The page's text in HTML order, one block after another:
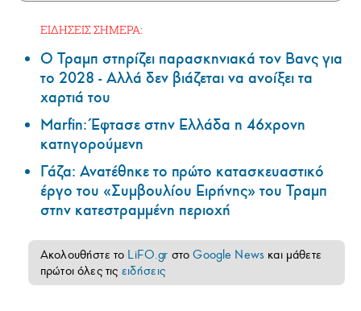
ΕΙΔΗΣΕΙΣ ΣΗΜΕΡΑ:
Ο Τραμπ στηρίζει παρασκηνιακά τον Βανς για
το 2028 - Αλλά δεν βιάζεται να ανοίξει τα
χαρτιά του
Marfin: Έφτασε στην Ελλάδα η 46χρονη
κατηγορούμενη
Γάζα: Ανατέθηκε το πρώτο κατασκευαστικό
έργο του «Συμβουλίου Ειρήνης» του Τραμπ
στην κατεστραμμένη περιοχή
Ακολουθήστε το LiFO.gr στοGoogle News και μάθετε
πρώτοι όλες τις ειδήσεις